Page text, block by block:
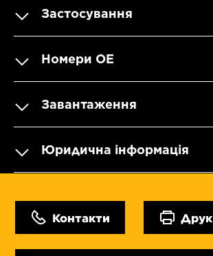
Застосування
Номери OE
Завантаження
Юридична інформація
Контакти Друк